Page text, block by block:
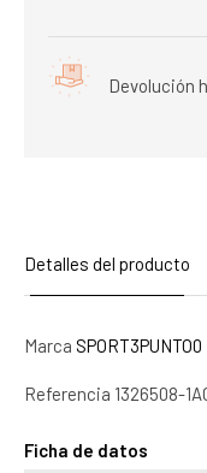
Devolución
Detalles del producto
Marca SPORT3PUNTO0
Referencia 1326508-
Ficha de datos